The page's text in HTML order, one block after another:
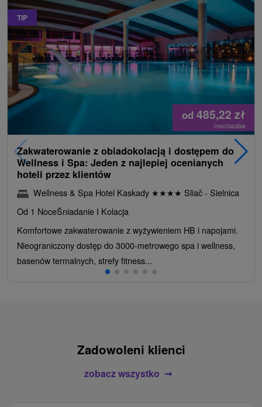
TIP
od 485,22 zł
/noc/osoba
Zakwaterowanie z obiadokolacją i dostępem do
Wellness i Spa: Jeden z najlepiej ocenianych
hoteli przez klientów
Wellness & Spa Hotel Kaskady ★★★★ Sliač - Sielnica
Od 1 NoceŚniadanie I Kolacja
Komfortowe zakwaterowanie z wyżywieniem HB i napojami.
Nieograniczony dostęp do 3000-metrowego spa i wellness,
basenów termalnych, strefy fitness...
Zadowoleni klienci
zobacz wszystko